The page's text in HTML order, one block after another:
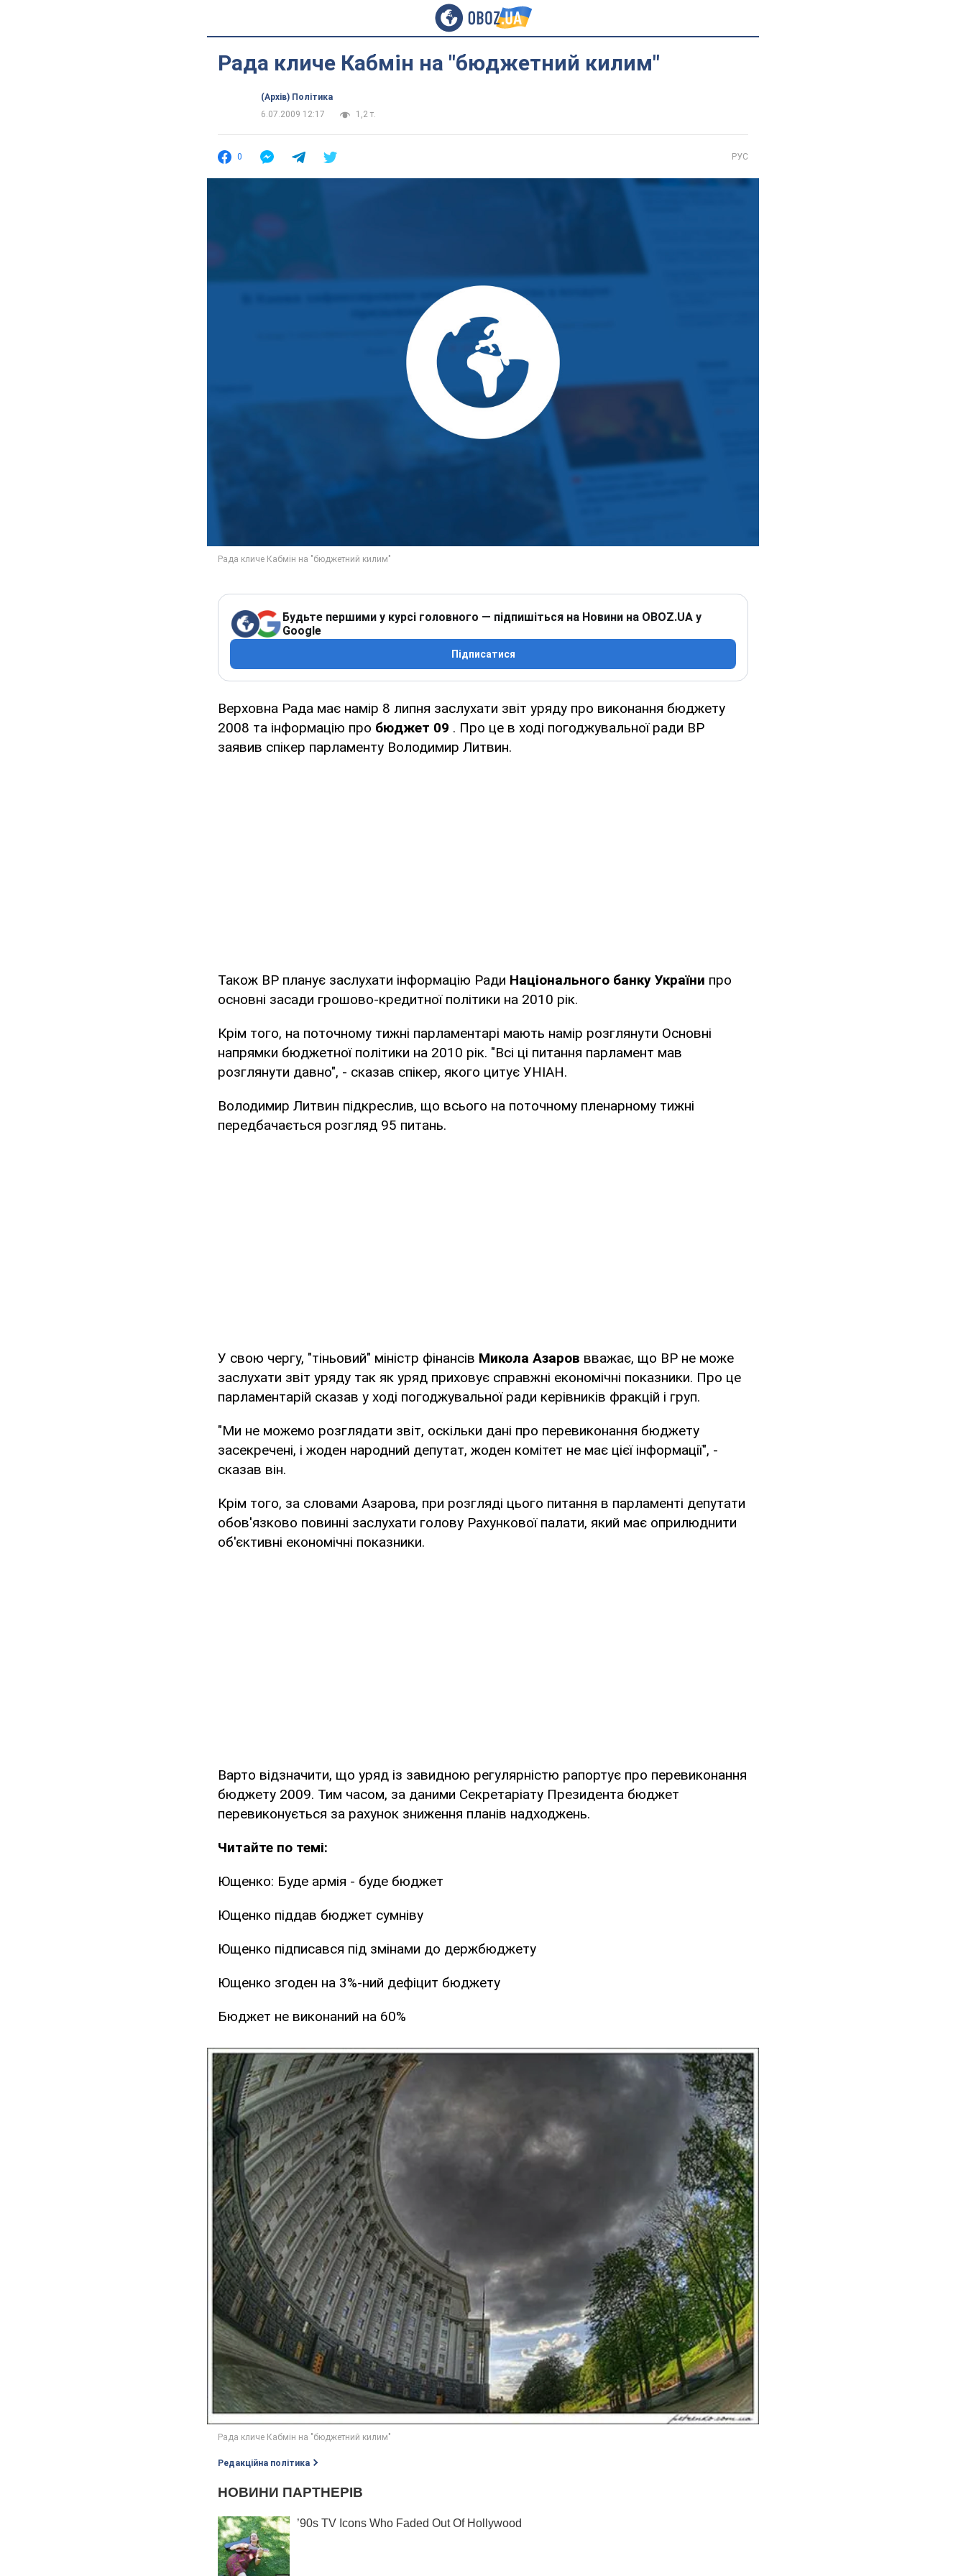
Рада кличе Кабмін на "бюджетний килим"
(Архів) Політика
6.07.2009 12:17
1,2 т.
0 РУС
Будьте першими у курсі головного — підпишіться на Новини на OBOZ.UA у
Google
Підписатися
Верховна Рада має намір 8 липня заслухати звіт уряду про виконання бюджету
2008 та інформацію про бюджет 09 . Про це в ході погоджувальної ради ВР
заявив спікер парламенту Володимир Литвин.
Також ВР планує заслухати інформацію Ради Національного банку України про
основні засади грошово-кредитної політики на 2010 рік.
Крім того, на поточному тижні парламентарі мають намір розглянути Основні
напрямки бюджетної політики на 2010 рік. "Всі ці питання парламент мав
розглянути давно", - сказав спікер, якого цитує УНІАН.
Володимир Литвин підкреслив, що всього на поточному пленарному тижні
передбачається розгляд 95 питань.
У свою чергу, "тіньовий" міністр фінансів Микола Азаров вважає, що ВР не може
заслухати звіт уряду так як уряд приховує справжні економічні показники. Про це
парламентарій сказав у ході погоджувальної ради керівників фракцій і груп.
"Ми не можемо розглядати звіт, оскільки дані про перевиконання бюджету
засекречені, і жоден народний депутат, жоден комітет не має цієї інформації", -
сказав він.
Крім того, за словами Азарова, при розгляді цього питання в парламенті депутати
обов'язково повинні заслухати голову Рахункової палати, який має оприлюднити
об'єктивні економічні показники.
Варто відзначити, що уряд із завидною регулярністю рапортує про перевиконання
бюджету 2009. Тим часом, за даними Секретаріату Президента бюджет
перевиконується за рахунок зниження планів надходжень.
Читайте по темі:
Ющенко: Буде армія - буде бюджет
Ющенко піддав бюджет сумніву
Ющенко підписався під змінами до держбюджету
Ющенко згоден на 3%-ний дефіцит бюджету
Бюджет не виконаний на 60%
Редакційна політика